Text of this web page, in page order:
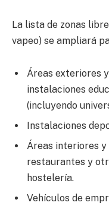
La lista de zonas
vapeo) se ampliará
Áreas exteriores
instalaciones
(incluyendo
Instalaciones
Áreas interiores
restaurantes y
hostelería.
Vehículos de